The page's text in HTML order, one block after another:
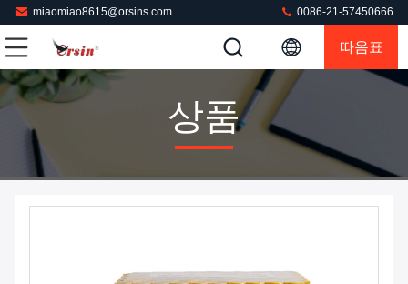
miaomiao8615@orsins.com 0086-21-57450666
따옴표
상품